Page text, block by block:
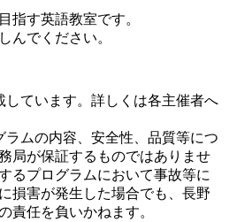
指す英語教室です。
んでください。
ています。詳しくは各主催者へ
ムの内容、安全性、品質等につ
局が保証するものではありませ
るプログラムにおいて事故等に
損害が発生した場合でも、長野
責任を負いかねます。